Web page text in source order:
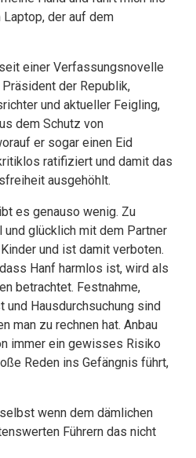
der auf dem
einer Verfassungsnovelle
der Republik,
und aktueller Feigling,
dem Schutz von
er sogar einen Eid
ratifiziert und damit das
ausgehöhlt.
es genauso wenig. Zu
und glücklich mit dem Partner
und ist damit verboten.
Hanf harmlos ist, wird als
betrachtet. Festnahme,
und Hausdurchsuchung sind
man zu rechnen hat. Anbau
immer ein gewisses Risiko
Reden ins Gefängnis führt,
wenn dem dämlichen
Führern das nicht